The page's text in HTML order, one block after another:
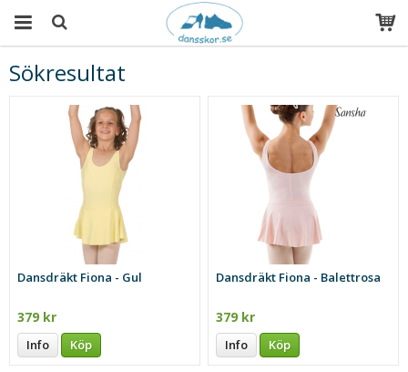
Produkten har blivit tillagd i varukorgen
Sökresultat
Dansdräkt Fiona - Gul
379 kr
Info Köp
Dansdräkt Fiona - Balettrosa
379 kr
Info Köp